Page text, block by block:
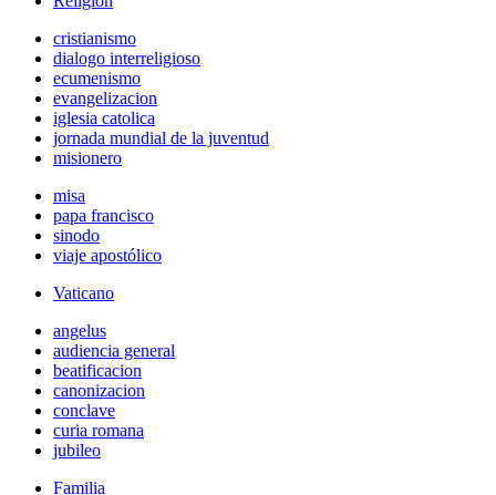
cristianismo
dialogo interreligioso
ecumenismo
evangelizacion
iglesia catolica
jornada mundial de la juventud
misionero
misa
papa francisco
sinodo
viaje apostólico
Vaticano
angelus
audiencia general
beatificacion
canonizacion
conclave
curia romana
jubileo
Familia